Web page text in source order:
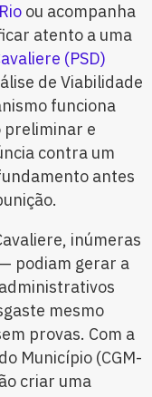
ou acompanha
atento a uma
(PSD)
de Viabilidade
funciona
preliminar e
contra um
antes
inúmeras
podiam gerar a
mesmo
provas. Com a
Município (CGM-
criar uma